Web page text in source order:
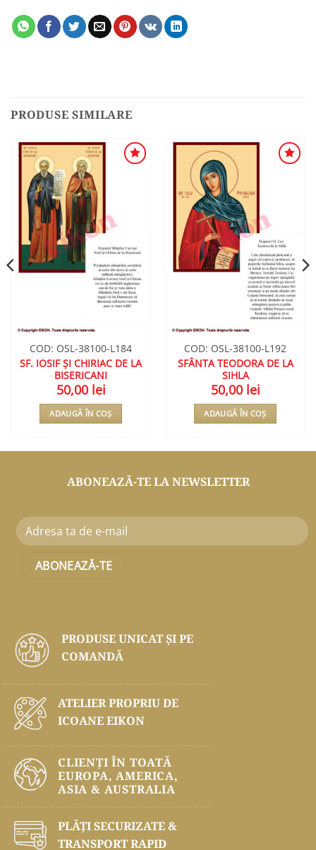
PRODUSE SIMILARE
COD: OSL-38100-L184
SF. IOSIF ȘI CHIRIAC DE LA
BISERICANI
50,00 lei
ADAUGĂ ÎN COȘ
COD: OSL-38100-L192
SFÂNTA TEODORA DE LA
SIHLA
50,00 lei
ADAUGĂ ÎN COȘ
ABONEAZĂ-TE LA NEWSLETTER
PRODUSE UNICAT ŞI PE
COMANDĂ
ATELIER PROPRIU DE
ICOANE EIKON
CLIENȚI ÎN TOATĂ
EUROPA, AMERICA,
ASIA & AUSTRALIA
PLĂŢI SECURIZATE &
TRANSPORT RAPID